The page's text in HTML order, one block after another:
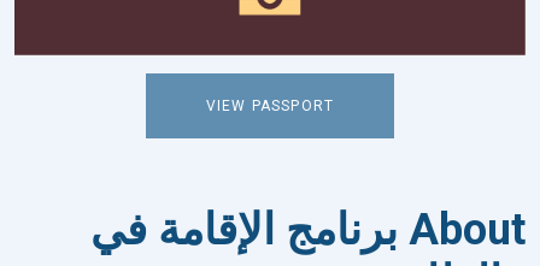
VIEW PASSPORT
About برنامج الإقامة في